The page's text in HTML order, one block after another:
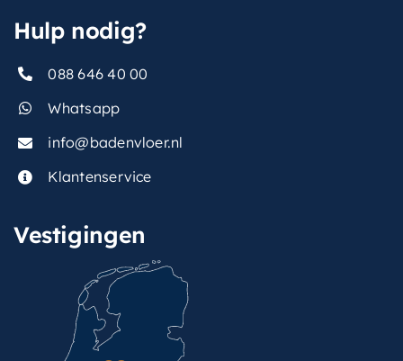
Hulp nodig?
088 646 40 00
Whatsapp
info@badenvloer.nl
Klantenservice
Vestigingen